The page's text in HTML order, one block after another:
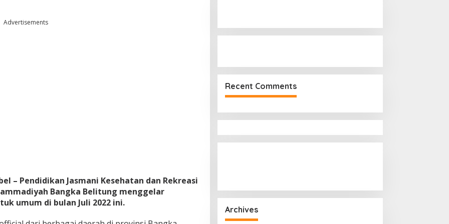
Advertisements
– Pendidikan Jasmani Kesehatan dan Rekreasi
Bangka Belitung menggelar
umum di bulan Juli 2022 ini.
Recent Comments
Archives